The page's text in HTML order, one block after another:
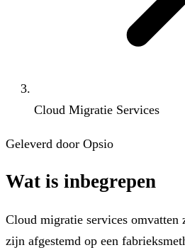
Cloud Migratie Services
Geleverd door Opsio
Wat is inbegrepen
Cloud migratie services omvatten
zijn afgestemd op een